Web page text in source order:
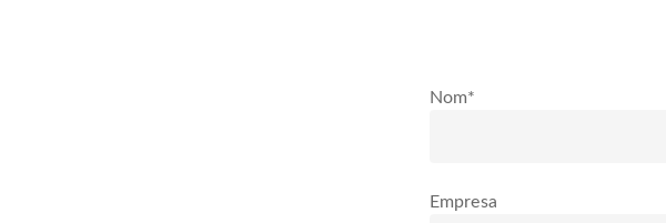
Nom*
Empresa